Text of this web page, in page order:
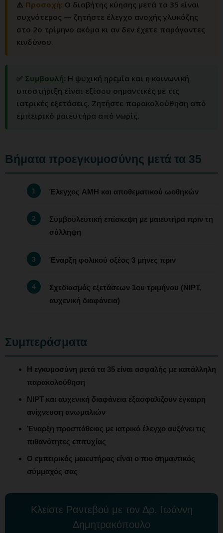
⚠️ Προσοχή: Ο διαβήτης κύησης μετά τα 35 είναι
συχνότερος — ζητήστε έλεγχο ανοχής γλυκόζης
στο 2ο τρίμηνο ακόμα κι αν δεν έχετε παράγοντες
κινδύνου.
✅ Συμβουλή: Η ψυχική ηρεμία και η κοινωνική
υποστήριξη είναι εξίσου σημαντικές με τις
ιατρικές εξετάσεις. Ζητήστε παρακολούθηση από
εμπειρικό μαιευτήρα από νωρίς.
Βήματα προεγκυμοσύνης μετά τα 35
Έλεγχος AMH και αποθεματικού ωοθηκών
Συμβουλευτική επίσκεψη με μαιευτήρα πριν τη
σύλληψη
Έναρξη φολικού οξέος 3 μήνες πριν
Σχεδιασμός εξετάσεων 1ου τριμήνου (NIPT,
αυχενική διαφάνεια)
Συμπεράσματα
Η εγκυμοσύνη μετά τα 35 είναι ασφαλής με κατάλληλη
παρακολούθηση
NIPT και αυχενική διαφάνεια εξασφαλίζουν έγκαιρη
ανίχνευση ανωμαλιών
Έναρξη προσπάθειας με ιατρικό έλεγχο αυξάνει τις
πιθανότητες επιτυχίας
Ο εμπειρικός μαιευτήρας είναι ο πιο σημαντικός
σύμμαχός σας
Κλείστε Ραντεβού με τον Δρ. Ιωάννη
Δημητρακόπουλο